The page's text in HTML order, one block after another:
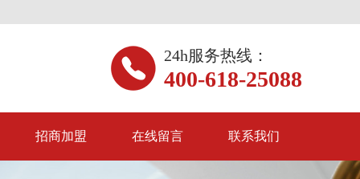
24h服务热线：
400-618-25088
招商加盟 在线留言 联系我们